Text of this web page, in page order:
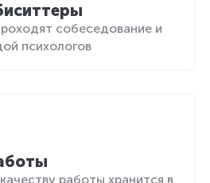
собеседование и
психологов
работы хранится в